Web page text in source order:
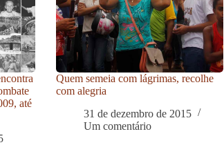
até
Quem semeia com lágrimas, recolhe
com alegria
31 de dezembro de 2015
Um comentário